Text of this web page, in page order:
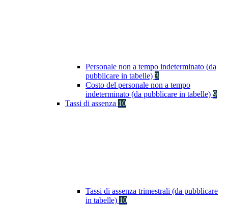
Personale non a tempo indeterminato (da
pubblicare in tabelle) 3
Costo del personale non a tempo
indeterminato (da pubblicare in tabelle) 9
Tassi di assenza 10
Tassi di assenza trimestrali (da pubblicare
in tabelle) 10